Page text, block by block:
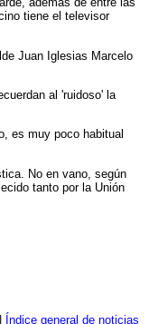
tiene el televisor
Juan Iglesias Marcelo
al 'ruidoso' la
es muy poco habitual
No en vano, según
tanto por la Unión
Índice general de noticias